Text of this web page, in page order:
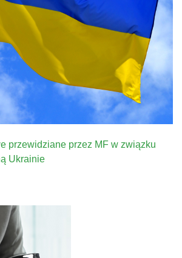
przewidziane przez MF w związku
Ukrainie